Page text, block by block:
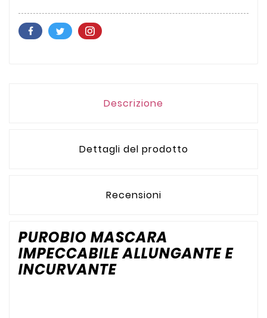
Descrizione
Dettagli del prodotto
Recensioni
PUROBIO MASCARA
IMPECCABILE ALLUNGANTE E
INCURVANTE